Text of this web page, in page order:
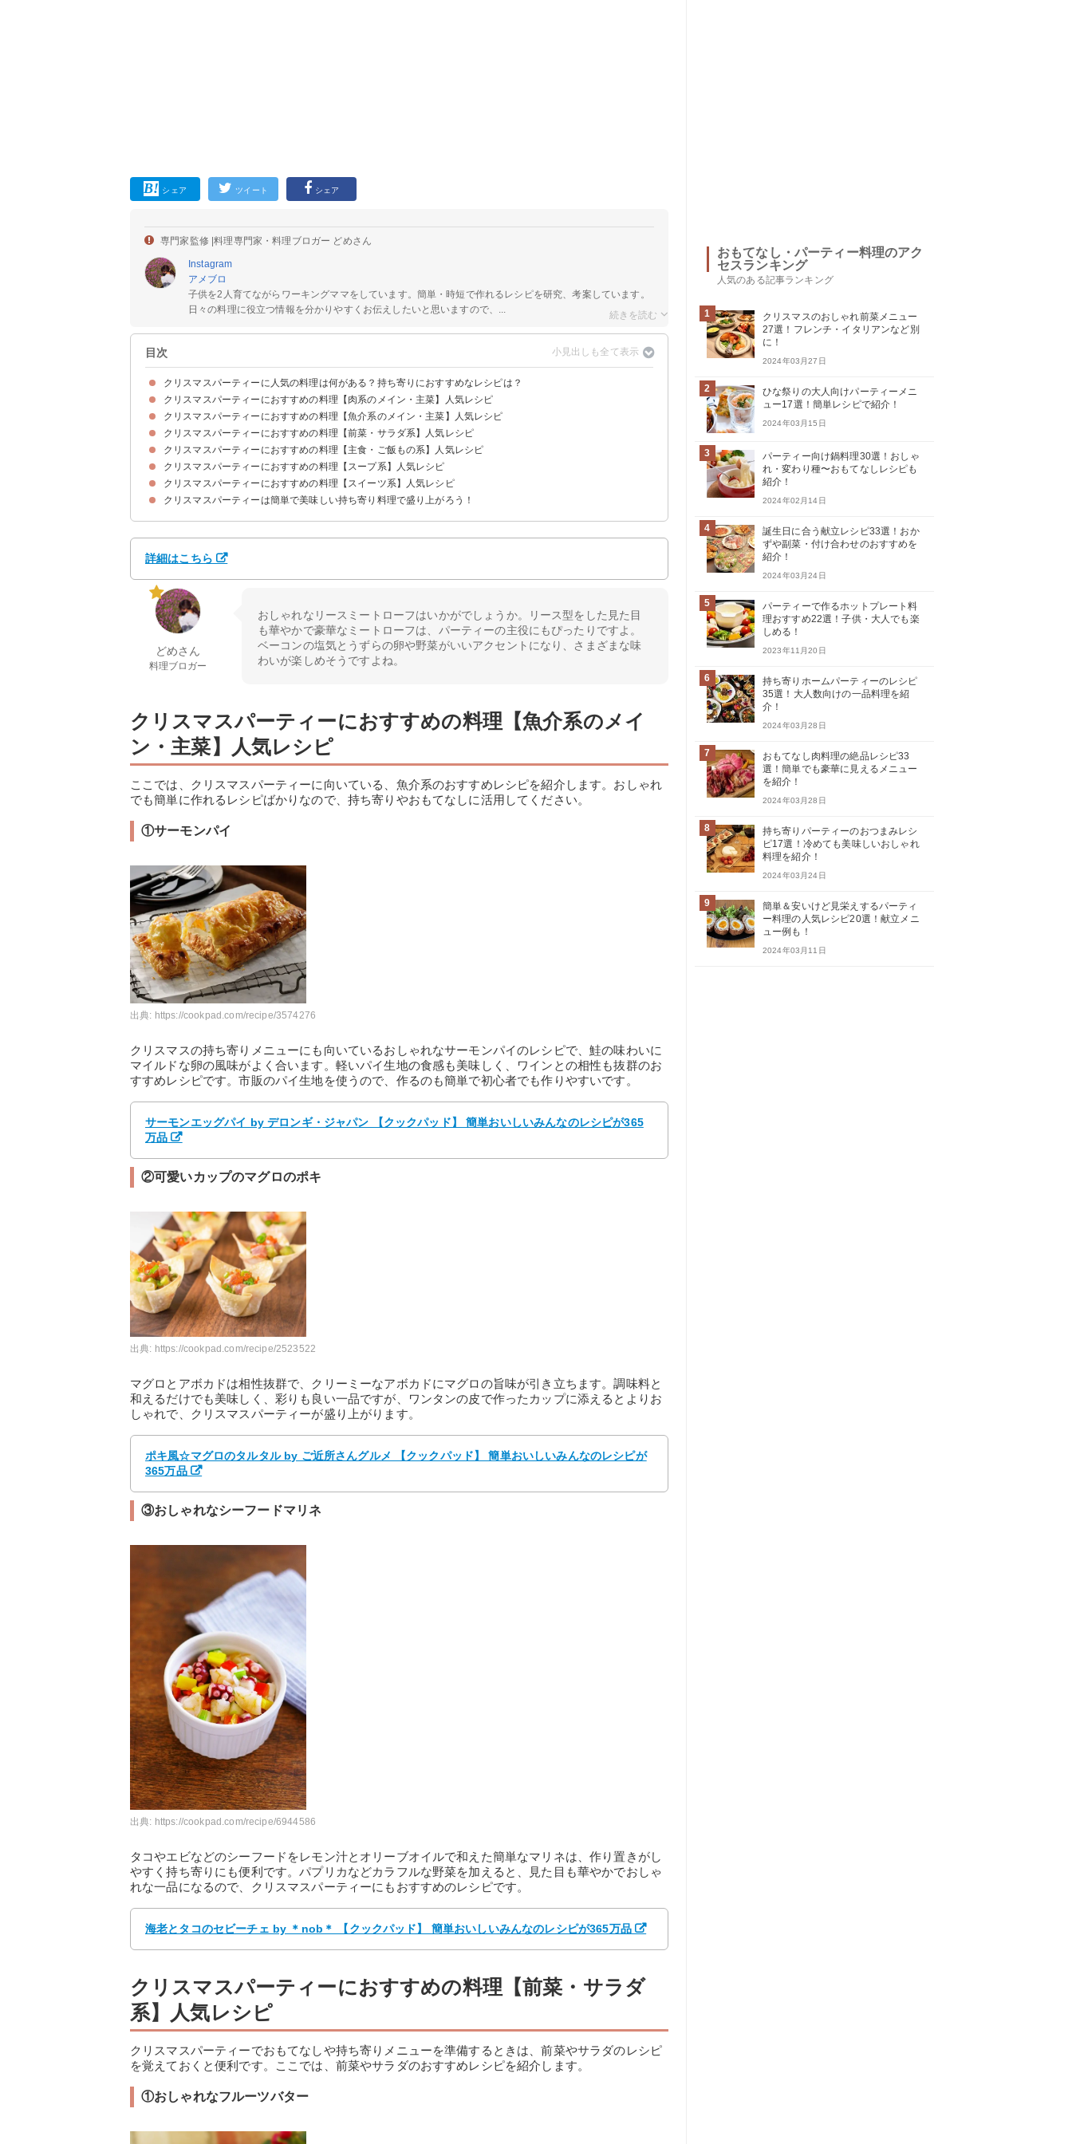
シェア ツイート シェア
専門家監修 |料理専門家・料理ブロガー どめさん
Instagram
アメブロ
子供を2人育てながらワーキングママをしています。簡単・時短で作れるレシピを研究、考案しています。
日々の料理に役立つ情報を分かりやすくお伝えしたいと思いますので、...
目次
クリスマスパーティーに人気の料理は何がある？持ち寄りにおすすめなレシピは？
クリスマスパーティーにおすすめの料理【肉系のメイン・主菜】人気レシピ
①簡単韓国風スペアリブ
②定番のローストチキン
③おしゃれなリースミートローフ
④大人も喜ぶフライドチキン
クリスマスパーティーにおすすめの料理【魚介系のメイン・主菜】人気レシピ
①サーモンパイ
②可愛いカップのマグロのポキ
③おしゃれなシーフードマリネ
クリスマスパーティーにおすすめの料理【前菜・サラダ系】人気レシピ
①おしゃれなフルーツバター
②野菜のゼリー寄せ
③チーズと生ハムのパテ
④リースサラダ
⑤リースポテトサラダ
⑥簡単おもてなしにコブサラダ
⑦手料理が簡単なブルスケッタ
⑧簡単おもてなしメニューのカナッペ
クリスマスパーティーにおすすめの料理【主食・ご飯もの系】人気レシピ
①ラザニア
②手作りキャンディ寿司
③簡単手料理ピラフ
④おしゃれなスタッフドバゲット
クリスマスパーティーにおすすめの料理【スープ系】人気レシピ
①簡単ビーフシチューのポットパイ
②ブイヤベース
③持ち寄りにもおすすめのオニオングラタンスープ
クリスマスパーティーにおすすめの料理【スイーツ系】人気レシピ
①持ち寄りにもおすすめのフルーツサンド
②カップシフォンケーキ
③さつまいもスティックパイ
④簡単スコップケーキ
⑤簡単シュトーレン
クリスマスパーティーは簡単で美味しい持ち寄り料理で盛り上がろう！
詳細はこちら
どめさん
料理ブロガー
おしゃれなリースミートローフはいかがでしょうか。リース型をした見た目
も華やかで豪華なミートローフは、パーティーの主役にもぴったりですよ。
ベーコンの塩気とうずらの卵や野菜がいいアクセントになり、さまざまな味
わいが楽しめそうですよね。
クリスマスパーティーにおすすめの料理【魚介系のメイ
ン・主菜】人気レシピ
ここでは、クリスマスパーティーに向いている、魚介系のおすすめレシピを紹介します。おしゃれ
でも簡単に作れるレシピばかりなので、持ち寄りやおもてなしに活用してください。
①サーモンパイ
出典: https://cookpad.com/recipe/3574276
クリスマスの持ち寄りメニューにも向いているおしゃれなサーモンパイのレシピで、鮭の味わいに
マイルドな卵の風味がよく合います。軽いパイ生地の食感も美味しく、ワインとの相性も抜群のお
すすめレシピです。市販のパイ生地を使うので、作るのも簡単で初心者でも作りやすいです。
サーモンエッグパイ by デロンギ・ジャパン 【クックパッド】 簡単おいしいみんなのレシピが365
万品
②可愛いカップのマグロのポキ
出典: https://cookpad.com/recipe/2523522
マグロとアボカドは相性抜群で、クリーミーなアボカドにマグロの旨味が引き立ちます。調味料と
和えるだけでも美味しく、彩りも良い一品ですが、ワンタンの皮で作ったカップに添えるとよりお
しゃれで、クリスマスパーティーが盛り上がります。
ポキ風☆マグロのタルタル by ご近所さんグルメ 【クックパッド】 簡単おいしいみんなのレシピが
365万品
③おしゃれなシーフードマリネ
出典: https://cookpad.com/recipe/6944586
タコやエビなどのシーフードをレモン汁とオリーブオイルで和えた簡単なマリネは、作り置きがし
やすく持ち寄りにも便利です。パプリカなどカラフルな野菜を加えると、見た目も華やかでおしゃ
れな一品になるので、クリスマスパーティーにもおすすめのレシピです。
海老とタコのセビーチェ by ＊nob＊ 【クックパッド】 簡単おいしいみんなのレシピが365万品
クリスマスパーティーにおすすめの料理【前菜・サラダ
系】人気レシピ
クリスマスパーティーでおもてなしや持ち寄りメニューを準備するときは、前菜やサラダのレシピ
を覚えておくと便利です。ここでは、前菜やサラダのおすすめレシピを紹介します。
①おしゃれなフルーツバター
おもてなし・パーティー料理のアク
セスランキング
人気のある記事ランキング
1
クリスマスのおしゃれ前菜メニュー
27選！フレンチ・イタリアンなど別
に！
2024年03月27日
2
ひな祭りの大人向けパーティーメニ
ュー17選！簡単レシピで紹介！
2024年03月15日
3
パーティー向け鍋料理30選！おしゃ
れ・変わり種〜おもてなしレシピも
紹介！
2024年02月14日
4
誕生日に合う献立レシピ33選！おか
ずや副菜・付け合わせのおすすめを
紹介！
2024年03月24日
5
パーティーで作るホットプレート料
理おすすめ22選！子供・大人でも楽
しめる！
2023年11月20日
6
持ち寄りホームパーティーのレシピ
35選！大人数向けの一品料理を紹
介！
2024年03月28日
7
おもてなし肉料理の絶品レシピ33
選！簡単でも豪華に見えるメニュー
を紹介！
2024年03月28日
8
持ち寄りパーティーのおつまみレシ
ピ17選！冷めても美味しいおしゃれ
料理を紹介！
2024年03月24日
9
簡単＆安いけど見栄えするパーティ
ー料理の人気レシピ20選！献立メニ
ュー例も！
2024年03月11日